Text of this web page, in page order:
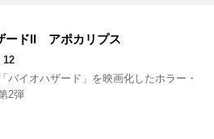
ードII アポカリプス
12
バイオハザード」を映画化したホラー・
2弾